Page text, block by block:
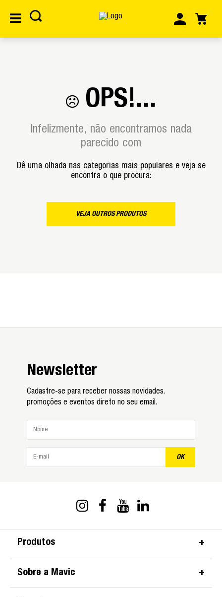
OPS!...
Infelizmente, não encontramos nada
parecido com
Dê uma olhada nas categorias mais populares e veja se
encontra o que procura:
VEJA OUTROS PRODUTOS
Newsletter
Cadastre-se para receber nossas novidades.
promoções e eventos direto no seu email.
OK
Produtos
Sobre a Mavic